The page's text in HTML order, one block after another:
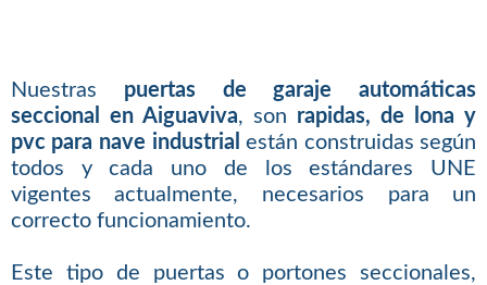
Nuestras puertas de garaje automáticas
seccional en Aiguaviva, son rapidas, de lona y
pvc para nave industrial están construidas según
todos y cada uno de los estándares UNE
vigentes actualmente, necesarios para un
correcto funcionamiento.
Este tipo de puertas o portones seccionales,